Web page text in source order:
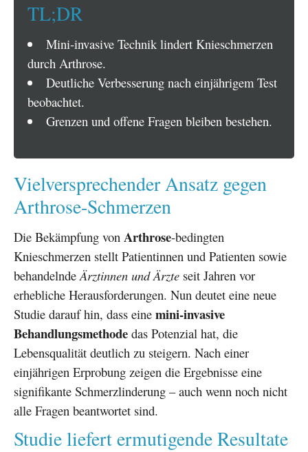
TL;DR
Mini-invasive Technik lindert Knieschmerzen
durch Arthrose.
Deutliche Verbesserung nach einjährigem Test
beobachtet.
Grenzen und offene Fragen bleiben bestehen.
Vielversprechender Ansatz gegen
Arthrose-Schmerzen
Die Bekämpfung von Arthrose-bedingten
Knieschmerzen stellt Patientinnen und Patienten sowie
behandelnde Ärztinnen und Ärzte seit Jahren vor
erhebliche Herausforderungen. Nun deutet eine neue
Studie darauf hin, dass eine mini-invasive
Behandlungsmethode das Potenzial hat, die
Lebensqualität deutlich zu steigern. Nach einer
einjährigen Erprobung zeigen die Ergebnisse eine
signifikante Schmerzlinderung – auch wenn noch nicht
alle Fragen beantwortet sind.
Studie liefert ermutigende Resultate